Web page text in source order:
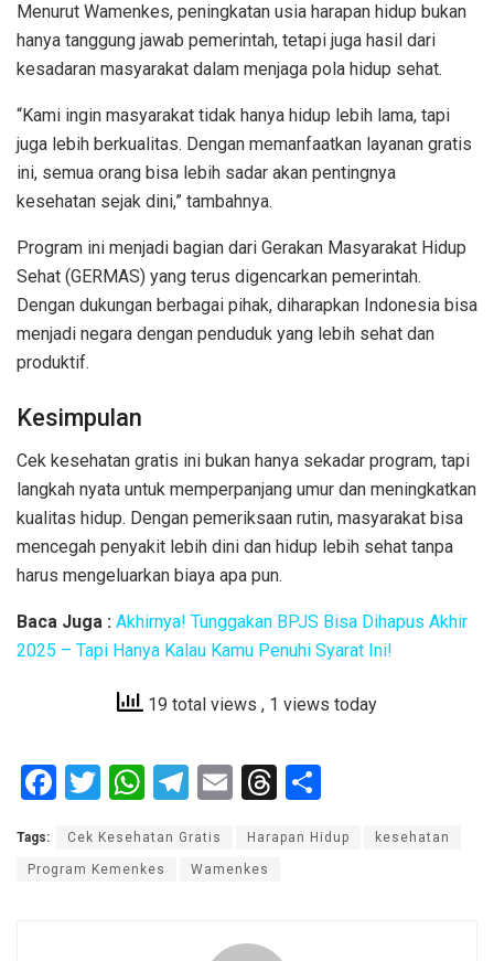
Menurut Wamenkes, peningkatan usia harapan hidup bukan
hanya tanggung jawab pemerintah, tetapi juga hasil dari
kesadaran masyarakat dalam menjaga pola hidup sehat.
“Kami ingin masyarakat tidak hanya hidup lebih lama, tapi
juga lebih berkualitas. Dengan memanfaatkan layanan gratis
ini, semua orang bisa lebih sadar akan pentingnya
kesehatan sejak dini,” tambahnya.
Program ini menjadi bagian dari Gerakan Masyarakat Hidup
Sehat (GERMAS) yang terus digencarkan pemerintah.
Dengan dukungan berbagai pihak, diharapkan Indonesia bisa
menjadi negara dengan penduduk yang lebih sehat dan
produktif.
Kesimpulan
Cek kesehatan gratis ini bukan hanya sekadar program, tapi
langkah nyata untuk memperpanjang umur dan meningkatkan
kualitas hidup. Dengan pemeriksaan rutin, masyarakat bisa
mencegah penyakit lebih dini dan hidup lebih sehat tanpa
harus mengeluarkan biaya apa pun.
Baca Juga : Akhirnya! Tunggakan BPJS Bisa Dihapus Akhir
2025 – Tapi Hanya Kalau Kamu Penuhi Syarat Ini!
19 total views , 1 views today
F
ce
b
T
tt
er
W
at
s
T
e
gr
E
ail
T
e
ar
Tags: Cek Kesehatan Gratis Harapan Hidup kesehatan
Program Kemenkes Wamenkes